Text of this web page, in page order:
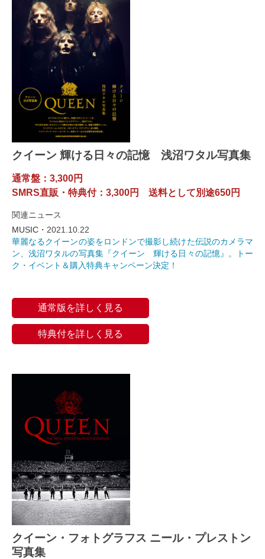
クイーン 輝ける日々の記憶 浅沼ワタル写真集
通常盤：3,300円
SMRS直販・特典付：3,300円 送料として別途650円
関連ニュース
MUSIC・ 2021.10.22
華麗なるクイーンの姿をロンドンで撮影し続けた伝説のカメラマ
ン、浅沼ワタルの写真集『クイーン 輝ける日々の記憶』。トー
ク・イベント＆購入特典キャンペーン決定！
通常版を詳しく見る
特典付を詳しく見る
クイーン・フォトグラフス ニール・プレストン
写真集